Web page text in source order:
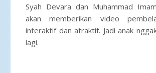
Syah Devara dan Muhammad
akan memberikan video
interaktif dan atraktif. Jadi anak
lagi.